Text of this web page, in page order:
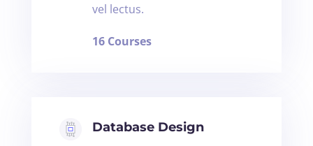
vel lectus.
16 Courses
Database Design